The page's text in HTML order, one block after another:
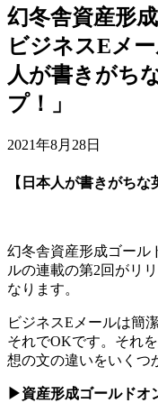
幻冬舎資産形
ビジネスEメ
人が書きがち
プ！」
2021年8月28日
【日本人が書きがち
幻冬舎資産形成ゴール
ルの連載の第2回がリ
なります。
ビジネスEメールは簡
それでOKです。それ
想の文の違いをいくつ
▶資産形成ゴールドオ